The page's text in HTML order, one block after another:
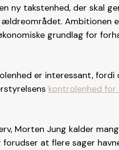
ny takstenhed, der skal
Ambitionen
grundlag for
er interessant,
kontrolenhed
Morten Jung kalder
at flere sager